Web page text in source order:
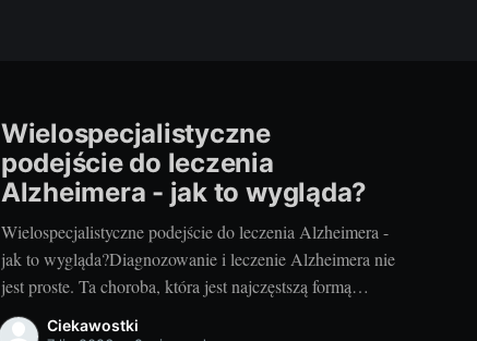
Wielospecjalistyczne
podejście do leczenia
Alzheimera - jak to wygląda?
Wielospecjalistyczne podejście do leczenia Alzheimera -
jak to wygląda?Diagnozowanie i leczenie Alzheimera nie
jest proste. Ta choroba, która jest najczęstszą formą
demencji, prowadzi do stopniowego obumierania
Ciekawostki